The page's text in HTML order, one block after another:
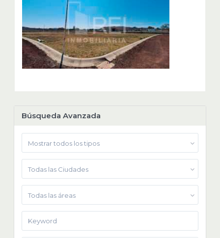
Búsqueda Avanzada
Mostrar todos los tipos
Todas las Ciudades
Todas las áreas